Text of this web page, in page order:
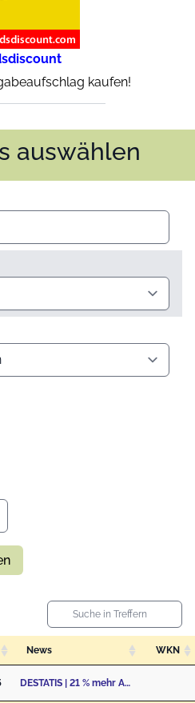
kaufen!
auswählen
News WKN
DESTATIS | 21 % mehr Anerkennungen ausländischer Berufsabschlüsse im Jahr 2024